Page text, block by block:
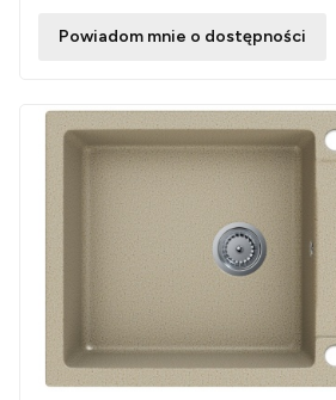
Powiadom mnie o dostępności